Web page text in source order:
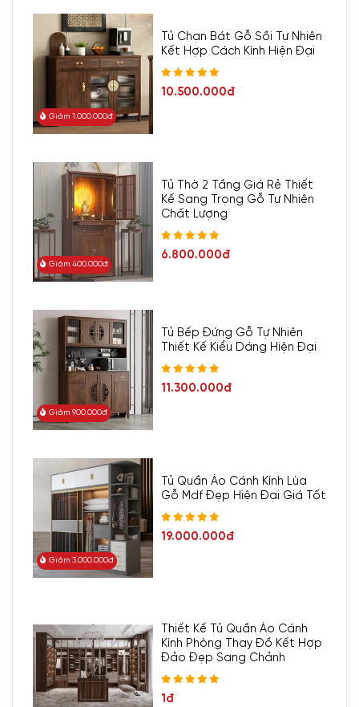
Giảm 1.000.000đ
Tủ Chạn Bát Gỗ Sồi Tự Nhiên
Kết Hợp Cách Kính Hiện Đại
10.500.000đ
Giảm 400.000đ
Tủ Thờ 2 Tầng Giá Rẻ Thiết
Kế Sang Trọng Gỗ Tự Nhiên
Chất Lượng
6.800.000đ
Giảm 900.000đ
Tủ Bếp Đứng Gỗ Tự Nhiên
Thiết Kế Kiểu Dáng Hiện Đại
11.300.000đ
Giảm 3.000.000đ
Tủ Quần Áo Cánh Kính Lùa
Gỗ Mdf Đẹp Hiện Đại Giá Tốt
19.000.000đ
Thiết Kế Tủ Quần Áo Cánh
Kính Phòng Thay Đồ Kết Hợp
Đảo Đẹp Sang Chảnh
1đ